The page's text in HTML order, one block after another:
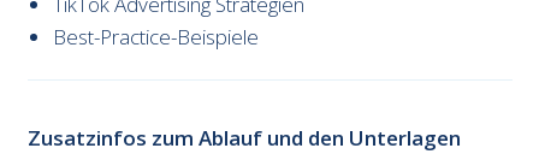
Best-Practice-Beispiele
Zusatzinfos zum Ablauf und den Unterlagen